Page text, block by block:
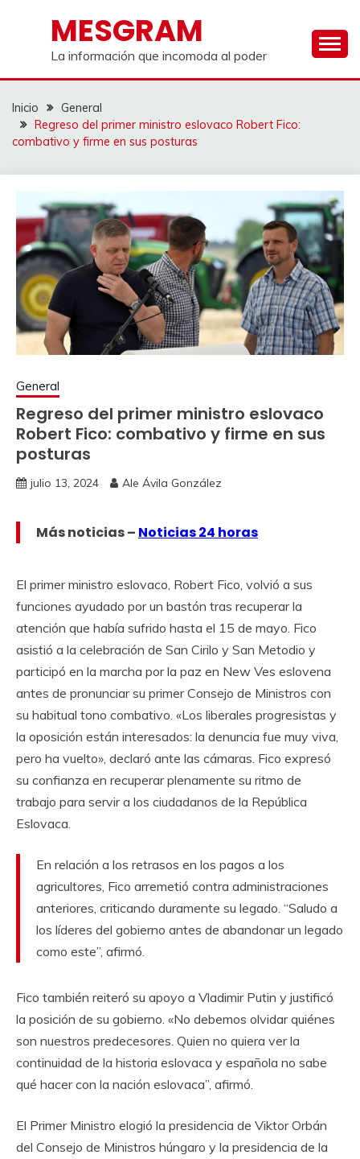
contenidoMESGRAM
La información que incomoda al poder
Inicio
General
Regreso del primer ministro eslovaco Robert Fico:
combativo y firme en sus posturas
General
Regreso del primer ministro eslovaco
Robert Fico: combativo y firme en sus
posturas
julio 13, 2024 Ale Ávila González
Más noticias – Noticias 24 horas
El primer ministro eslovaco, Robert Fico, volvió a sus
funciones ayudado por un bastón tras recuperar la
atención que había sufrido hasta el 15 de mayo. Fico
asistió a la celebración de San Cirilo y San Metodio y
participó en la marcha por la paz en New Ves eslovena
antes de pronunciar su primer Consejo de Ministros con
su habitual tono combativo. «Los liberales progresistas y
la oposición están interesados: la denuncia fue muy viva,
pero ha vuelto», declaró ante las cámaras. Fico expresó
su confianza en recuperar plenamente su ritmo de
trabajo para servir a los ciudadanos de la República
Eslovaca.
En relación a los retrasos en los pagos a los
agricultores, Fico arremetió contra administraciones
anteriores, criticando duramente su legado. “Saludo a
los líderes del gobierno antes de abandonar un legado
como este”, afirmó.
Fico también reiteró su apoyo a Vladimir Putin y justificó
la posición de su gobierno. «No debemos olvidar quiénes
son nuestros predecesores. Quien no quiera ver la
continuidad de la historia eslovaca y española no sabe
qué hacer con la nación eslovaca”, afirmó.
El Primer Ministro elogió la presidencia de Viktor Orbán
del Consejo de Ministros húngaro y la presidencia de la